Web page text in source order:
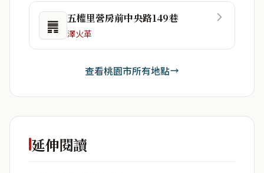
䷠ 五權里營房前中央路149巷
澤火革
查看桃園市所有地點
延伸閱讀